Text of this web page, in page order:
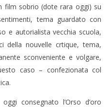
film sobrio (dote rara oggi) su
tema guardato con
e autorialista vecchia scuola,
della nouvelle crtique, tema,
sconveniente e volgare,
caso – confezionata col
consegnato l’Orso d’oro